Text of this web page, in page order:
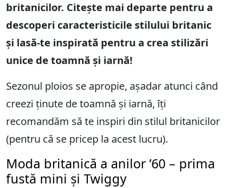
britanicilor. Citește mai departe pentru a
descoperi caracteristicile stilului britanic
și lasă-te inspirată pentru a crea stilizări
unice de toamnă și iarnă!
Sezonul ploios se apropie, așadar atunci când
creezi ținute de toamnă și iarnă, îți
recomandăm să te inspiri din stilul britanicilor
(pentru că se pricep la acest lucru).
Moda britanică a anilor ’60 – prima
fustă mini și Twiggy